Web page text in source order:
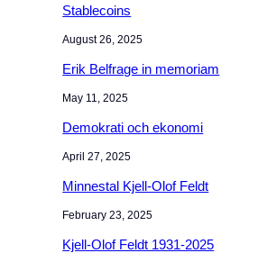
Stablecoins
August 26, 2025
Erik Belfrage in memoriam
May 11, 2025
Demokrati och ekonomi
April 27, 2025
Minnestal Kjell-Olof Feldt
February 23, 2025
Kjell-Olof Feldt 1931-2025